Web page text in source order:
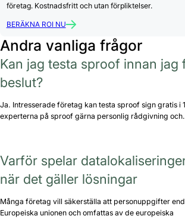
företag. Kostnadsfritt och utan förpliktelser.
BERÄKNA ROI NU
Andra vanliga frågor
Kan jag testa sproof innan jag
beslut?
Ja. Intresserade företag kan testa sproof sign gratis i
experterna på sproof gärna personlig rådgivning
Varför spelar
när det gäller lösningar
Många företag vill säkerställa att personuppgifter
Europeiska unionen och omfattas av de europeiska